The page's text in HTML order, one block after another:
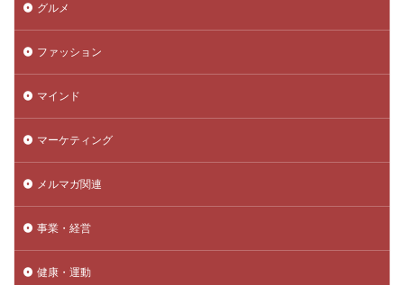
グルメ
ファッション
マインド
マーケティング
メルマガ関連
事業・経営
健康・運動